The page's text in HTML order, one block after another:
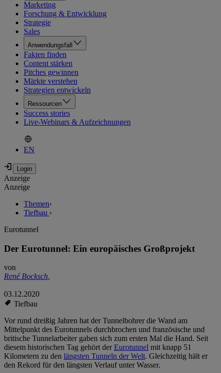
Marketing
Forschung & Entwicklung
Strategie
Sales
Anwendungsfall
Fakten finden
Content stärken
Pitches gewinnen
Märkte verstehen
Strategien entwickeln
Ressourcen
Success stories
Live-Webinars & Aufzeichnungen
EN
Anzeige
Anzeige
Themen›
Tiefbau ›
Eurotunnel
Der Eurotunnel: Ein europäisches Großprojekt
von
René Bocksch,
03.12.2020
Tiefbau
Vor rund dreißig Jahren hat der Tunnelbohrer die Wand am
Mittelpunkt des Eurotunnels durchbrochen und französische und
britische Tunnelarbeiter gaben sich zum ersten Mal die Hand. Seit
diesem historischen Tag gehört derEurotunnel mit knapp 51
Kilometern zu den längsten Tunneln der Welt. Gleichzeitig hält er
den Rekord für den längsten Verlauf unter Wasser.